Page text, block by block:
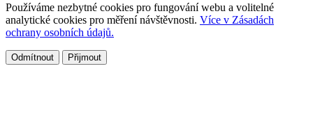
Používáme nezbytné cookies pro fungování webu a volitelné
analytické cookies pro měření návštěvnosti. Více v Zásadách
ochrany osobních údajů.
Odmítnout Přijmout